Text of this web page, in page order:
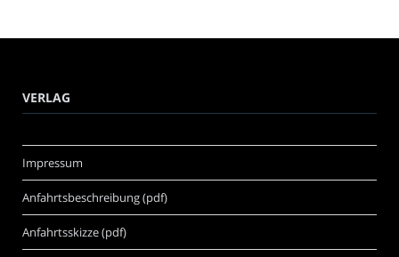
VERLAG
Impressum
Anfahrtsbeschreibung (pdf)
Anfahrtsskizze (pdf)